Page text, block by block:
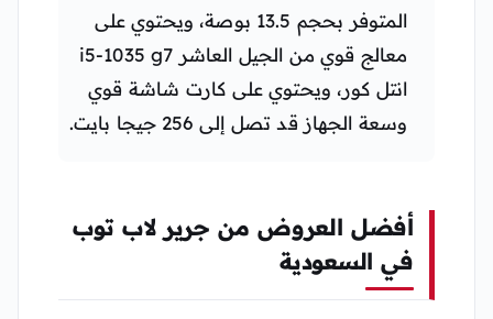
المتوفر بحجم 13.5 بوصة، ويحتوي على
معالج قوي من الجيل العاشر i5-1035 g7
انتل كور، ويحتوي على كارت شاشة قوي
وسعة الجهاز قد تصل إلى 256 جيجا بايت.
أفضل العروض من جرير لاب توب
في السعودية